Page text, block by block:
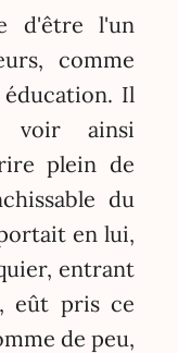
d'être l'un
comme
Il
voir ainsi
plein de
du
en lui,
entrant
eût pris ce
de peu,